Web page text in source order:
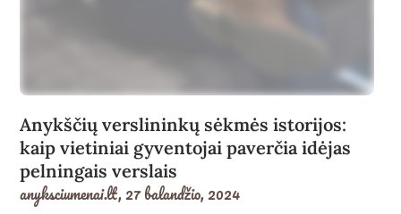
Anykščių verslininkų sėkmės istorijos:
kaip vietiniai gyventojai paverčia idėjas
pelningais verslais
anyksciumenai.lt,27 balandžio, 2024